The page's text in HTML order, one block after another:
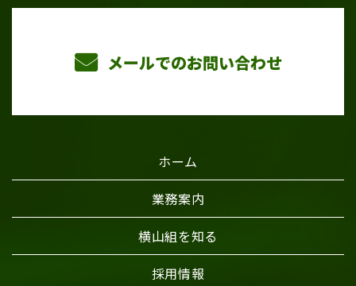
メールでのお問い合わせ
ホーム
業務案内
横山組を知る
採用情報